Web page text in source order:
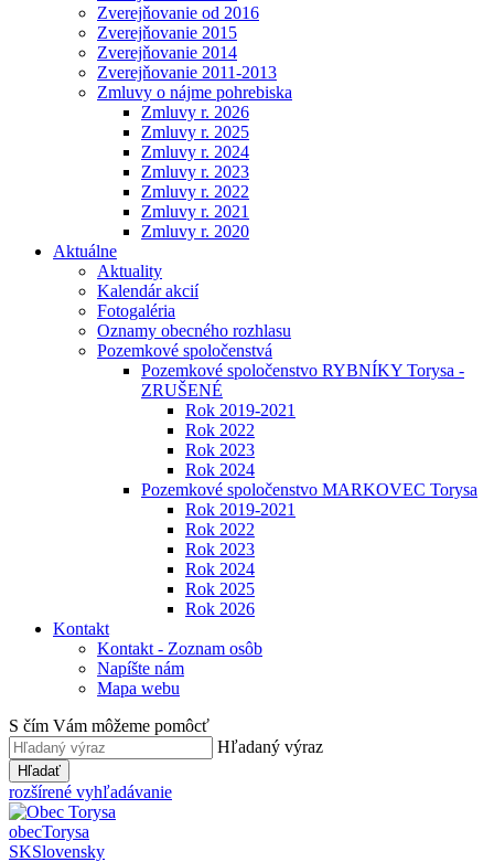
Zverejňovanie od 2016
Zverejňovanie 2015
Zverejňovanie 2014
Zverejňovanie 2011-2013
Zmluvy o nájme pohrebiska
Zmluvy r. 2026
Zmluvy r. 2025
Zmluvy r. 2024
Zmluvy r. 2023
Zmluvy r. 2022
Zmluvy r. 2021
Zmluvy r. 2020
Aktuálne
Aktuality
Kalendár akcií
Fotogaléria
Oznamy obecného rozhlasu
Pozemkové spoločenstvá
Pozemkové spoločenstvo RYBNÍKY Torysa -
ZRUŠENÉ
Rok 2019-2021
Rok 2022
Rok 2023
Rok 2024
Pozemkové spoločenstvo MARKOVEC Torysa
Rok 2019-2021
Rok 2022
Rok 2023
Rok 2024
Rok 2025
Rok 2026
Kontakt
Kontakt - Zoznam osôb
Napíšte nám
Mapa webu
S čím Vám môžeme pomôcť
Hľadaný výraz
Hľadať
rozšírené vyhľadávanie
obecTorysa
SKSlovensky